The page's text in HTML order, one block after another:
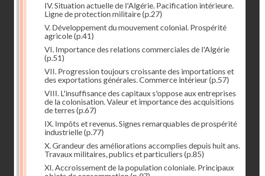
IV. Situation actuelle de l'Algérie. Pacification intérieure.
Ligne de protection militaire(p.27)
V. Développement du mouvement colonial. Prospérité
agricole(p.41)
VI. Importance des relations commerciales de l'Algérie
(p.51)
VII. Progression toujours croissante des importations et
des exportations générales. Commerce intérieur(p.57)
VIII. L'insuffisance des capitaux s'oppose aux entreprises
de la colonisation. Valeur et importance des acquisitions
de terres (p.67)
IX. Impôts et revenus. Signes remarquables de prospérité
industrielle(p.77)
X. Grandeur des améliorations accomplies depuis huit ans.
Travaux militaires, publics et particuliers (p.85)
XI. Accroissement de la population coloniale. Principaux